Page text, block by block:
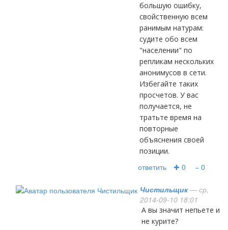
большую ошибку,
свойственную всем
ранимым натурам:
судите обо всем
"населении" по
репликам нескольких
анонимусов в сети.
Избегайте таких
просчетов. У вас
получается, не
тратьте время на
повторные
объяснения своей
позиции.
ответить ✚ 0 − 0
Чистильщик— ср,
2014-09-10 18:01
А вы значит непьете и
не курите?